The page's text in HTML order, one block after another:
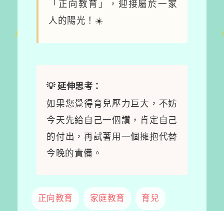
「正向教育」，迎接屬於一家
人的陽光！☀️
💡 延伸思考：
如果您覺得育兒壓力巨大，不妨
今天先給自己一個讚，肯定自己
的付出，再試著用一個擁抱代替
今晚的責備。
正向教育 家庭教育 育兒